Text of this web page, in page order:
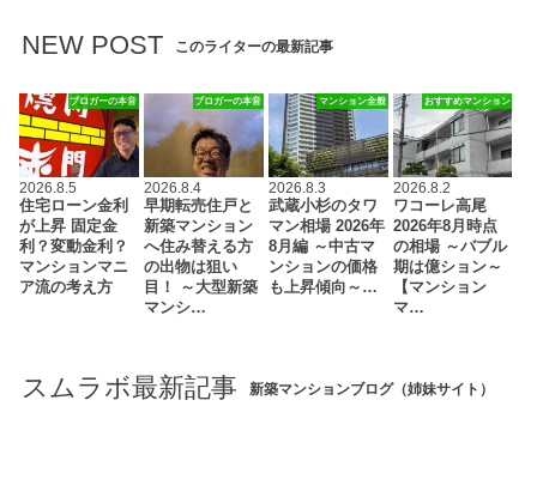
NEW POST このライターの最新記事
ブロガーの本音
2026.8.5
住宅ローン金利
が上昇 固定金
利？変動金利？
マンションマニ
ア流の考え方
ブロガーの本音
2026.8.4
早期転売住戸と
新築マンション
へ住み替える方
の出物は狙い
目！ ～大型新築
マンシ…
マンション全般
2026.8.3
武蔵小杉のタワ
マン相場 2026年
8月編 ～中古マ
ンションの価格
も上昇傾向～…
おすすめマンション
2026.8.2
ワコーレ高尾
2026年8月時点
の相場 ～バブル
期は億ション～
【マンション
マ…
スムラボ最新記事 新築マンションブログ（姉妹サイト）